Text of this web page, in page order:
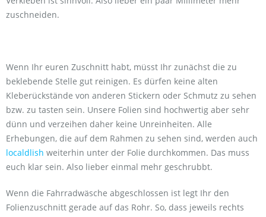
zuschneiden.
Wenn Ihr euren Zuschnitt habt, müsst Ihr zunächst die zu
beklebende Stelle gut reinigen. Es dürfen keine alten
Kleberückstände von anderen Stickern oder Schmutz zu sehen
bzw. zu tasten sein. Unsere Folien sind hochwertig aber sehr
dünn und verzeihen daher keine Unreinheiten. Alle
Erhebungen, die auf dem Rahmen zu sehen sind, werden auch
localdlish weiterhin unter der Folie durchkommen. Das muss
euch klar sein. Also lieber einmal mehr geschrubbt.
Wenn die Fahrradwäsche abgeschlossen ist legt Ihr den
Folienzuschnitt gerade auf das Rohr. So, dass jeweils rechts